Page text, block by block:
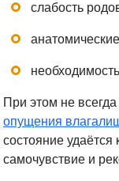
слабость
При этом не
опущения
состояние
самочувствие и